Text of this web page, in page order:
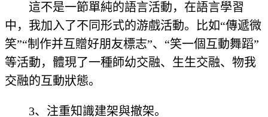
這不是一節單純的語言活動，在語言學習
中，我加入了不同形式的游戲活動。比如“傳遞微
笑”“制作并互贈好朋友標志”、“笑一個互動舞蹈”
等活動，體現了一種師幼交融、生生交融、物我
交融的互動狀態。
3、注重知識建架與撤架。